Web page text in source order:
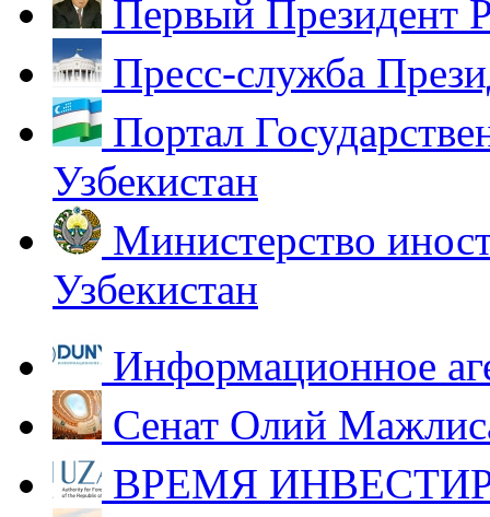
Первый Президент
Пресс-служба
Портал
Узбекистан
Министерство
Узбекистан
Информационное
Сенат Олий
ВРЕМЯ